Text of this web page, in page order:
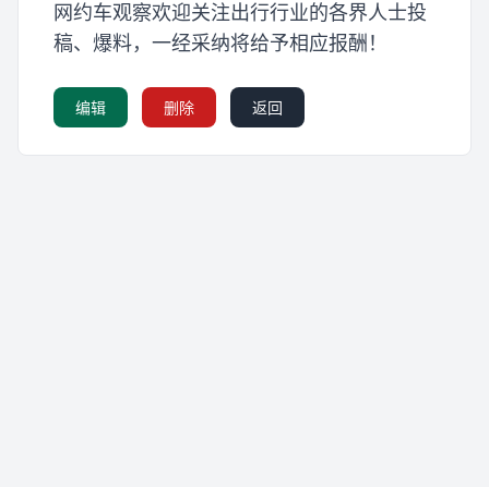
网约车观察欢迎关注出行行业的各界人士投
稿、爆料，一经采纳将给予相应报酬！
编辑 删除 返回